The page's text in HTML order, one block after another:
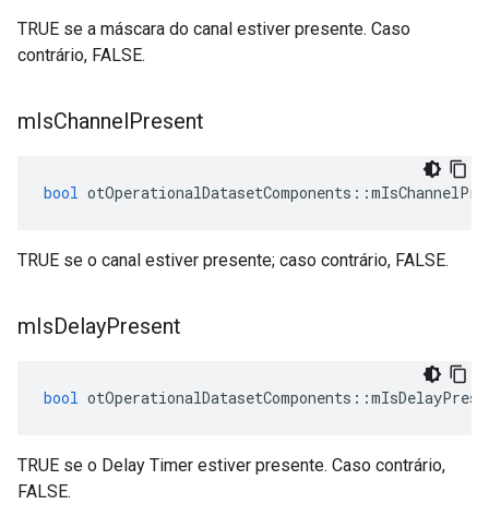
TRUE se a máscara do canal estiver presente. Caso
contrário, FALSE.
mIsChannelPresent
bool otOperationalDatasetComponents ::
TRUE se o canal estiver presente; caso contrário, FALSE.
mIsDelayPresent
bool otOperationalDatasetComponents ::
TRUE se o Delay Timer estiver presente. Caso contrário,
FALSE.